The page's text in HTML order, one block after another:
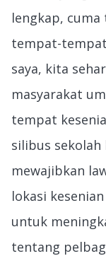
lengkap,
tempat-
saya, kita
masyarakat
tempat
silibus sekolah
mewajibkan
lokasi
untuk
tentang